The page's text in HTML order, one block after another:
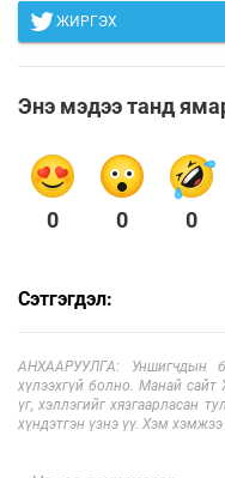
ЖИРГЭХ
Энэ мэдээ танд
0 0 0
Сэтгэгдэл:
АНХААРУУЛГА: Уншигчдын
хүлээхгүй болно. Манай
үг, хэллэгийг хязгаарласан
хүндэтгэн үзнэ үү. Хэм